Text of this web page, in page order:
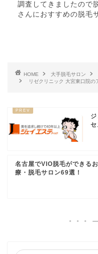
宮院
リニック 大宮院
大宮院
ウィクリニック 大
大宮中央クリニック
大宮あおばクリニッ
調査してきましたので
さんにおすすめの脱毛
HOME 大手脱毛サロン
リゼクリニック 大宮東口院の
セ
名古屋でVIO脱毛ができる
療・脱毛サロン69選！